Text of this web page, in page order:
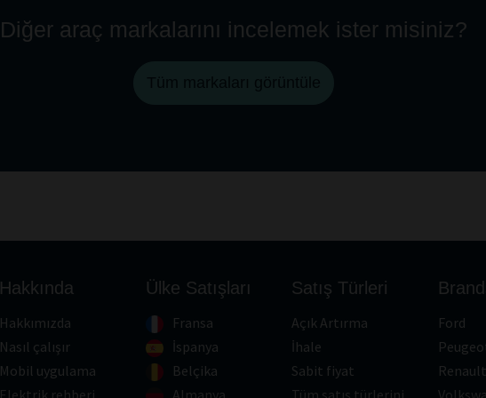
Diğer araç markalarını incelemek ister misiniz?
Hakkında
Hakkımızda
Nasıl çalışır
Mobil uygulama
Ülke Satışları
Fransa
İspanya
Belçika
Satış Türleri
Açık Artırma
İhale
Sabit fiyat
Ford
Renault